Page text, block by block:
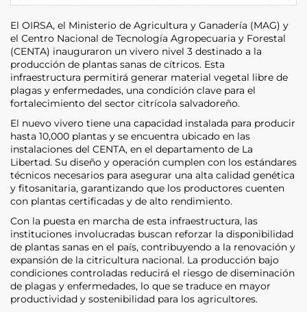
El OIRSA, el Ministerio de Agricultura y Ganadería (MAG) y
el Centro Nacional de Tecnología Agropecuaria y Forestal
(CENTA) inauguraron un vivero nivel 3 destinado a la
producción de plantas sanas de cítricos. Esta
infraestructura permitirá generar material vegetal libre de
plagas y enfermedades, una condición clave para el
fortalecimiento del sector citrícola salvadoreño.
El nuevo vivero tiene una capacidad instalada para producir
hasta 10,000 plantas y se encuentra ubicado en las
instalaciones del CENTA, en el departamento de La
Libertad. Su diseño y operación cumplen con los estándares
técnicos necesarios para asegurar una alta calidad genética
y fitosanitaria, garantizando que los productores cuenten
con plantas certificadas y de alto rendimiento.
Con la puesta en marcha de esta infraestructura, las
instituciones involucradas buscan reforzar la disponibilidad
de plantas sanas en el país, contribuyendo a la renovación y
expansión de la citricultura nacional. La producción bajo
condiciones controladas reducirá el riesgo de diseminación
de plagas y enfermedades, lo que se traduce en mayor
productividad y sostenibilidad para los agricultores.